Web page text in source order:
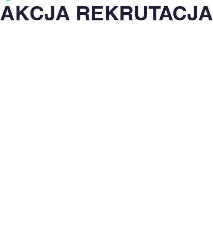
AKCJA REKRUTACJA